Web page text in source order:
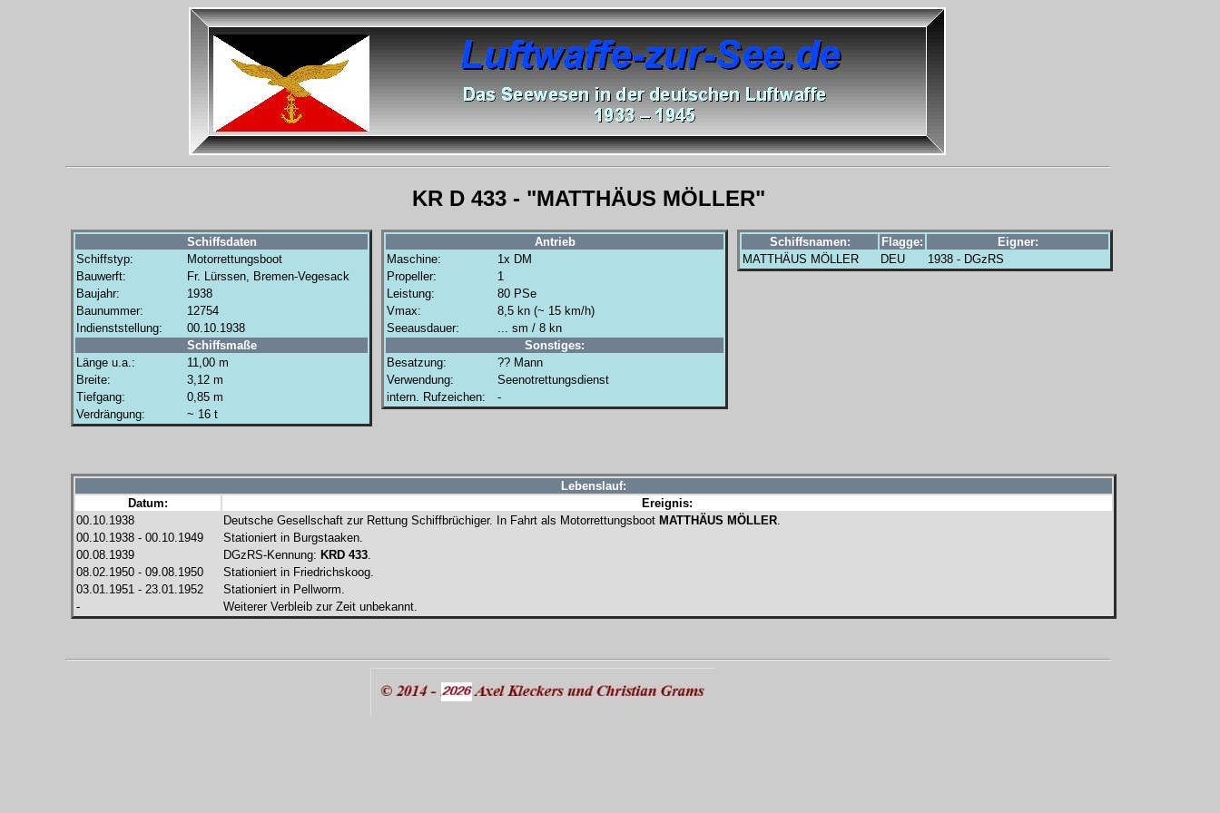
KR D 433 - "MATTHÄUS MÖLLER"
Schiffsdaten
Schiffstyp:
Motorrettungsboot
Bauwerft:
Fr. Lürssen, Bremen-Vegesack
Baujahr:
1938
Baunummer:
12754
Indienststellung:
00.10.1938
Schiffsmaße
Länge u.a.:
11,00 m
Breite:
3,12 m
Tiefgang:
0,85 m
Verdrängung:
~ 16 t
Antrieb
Maschine:
1x DM
Propeller:
1
Leistung:
80 PSe
Vmax:
8,5 kn (~ 15 km/h)
Seeausdauer:
... sm / 8 kn
Sonstiges:
Besatzung:
?? Mann
Verwendung:
Seenotrettungsdienst
intern. Rufzeichen:
-
Schiffsnamen: Flagge:
Eigner:
MATTHÄUS MÖLLER
DEU 1938 - DGzRS
Lebenslauf:
Datum:
Ereignis:
00.10.1938
Deutsche Gesellschaft zur Rettung Schiffbrüchiger. In Fahrt als Motorrettungsboot MATTHÄUS MÖLLER
00.10.1938 - 00.10.1949
Stationiert in Burgstaaken.
00.08.1939
DGzRS-Kennung: KRD 433
08.02.1950 - 09.08.1950
Stationiert in Friedrichskoog.
03.01.1951 - 23.01.1952
Stationiert in Pellworm.
-
Weiterer Verbleib zur Zeit unbekannt.